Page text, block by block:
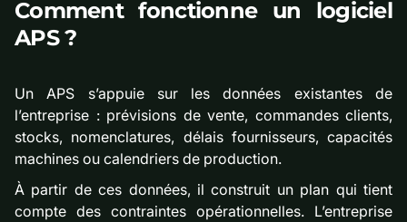
Comment fonctionne un logiciel
APS ?
Un APS s’appuie sur les données existantes de
l’entreprise : prévisions de vente, commandes clients,
stocks, nomenclatures, délais fournisseurs, capacités
machines ou calendriers de production.
À partir de ces données, il construit un plan qui tient
compte des contraintes opérationnelles. L’entreprise